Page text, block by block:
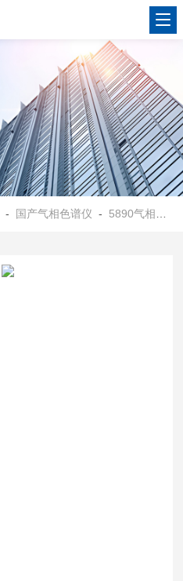
- 国产气相色谱仪 - 5890气相色谱仪